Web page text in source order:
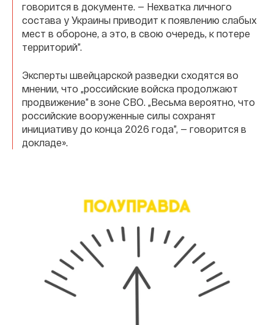
говорится в документе. — Нехватка личного
состава у Украины приводит к появлению слабых
мест в обороне, а это, в свою очередь, к потере
территорий”.
Эксперты швейцарской разведки сходятся во
мнении, что „российские войска продолжают
продвижение” в зоне СВО. „Весьма вероятно, что
российские вооруженные силы сохранят
инициативу до конца 2026 года”, — говорится в
докладе».